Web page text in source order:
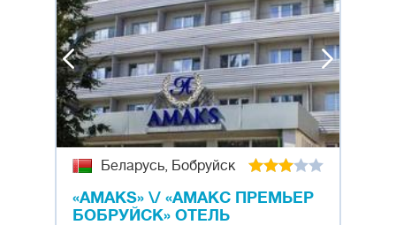
Беларусь, Бобруйск
«AMAKS» \/ «АМАКС ПРЕМЬЕР
БОБРУЙСК» ОТЕЛЬ